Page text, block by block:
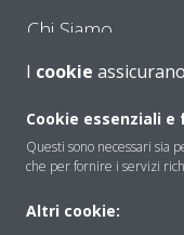
Chi Siamo
Soluzioni
I cookie
Cookie essenziali e
Questi sono necessari sia
che per fornire i servizi
Altri cookie: